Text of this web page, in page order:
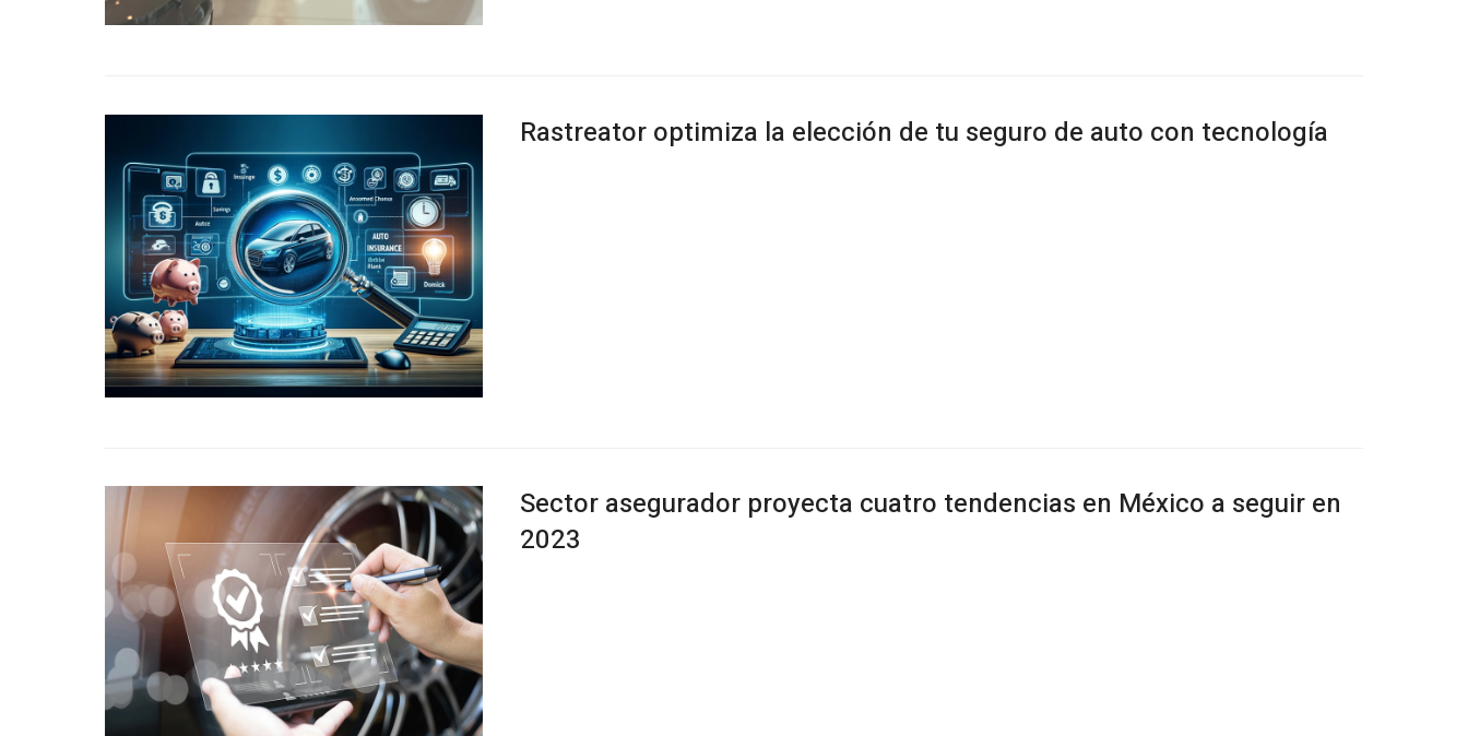
Rastreator optimiza la elección de tu seguro de auto con tecnología
Sector asegurador proyecta cuatro tendencias en México a seguir en
2023